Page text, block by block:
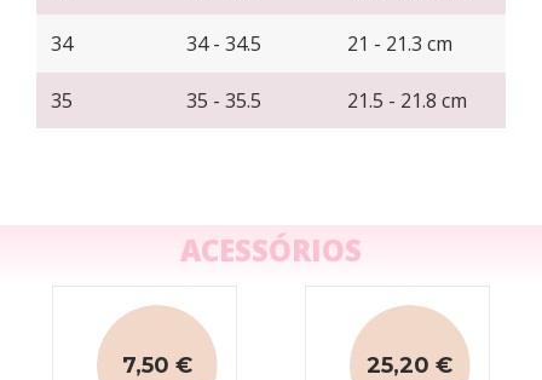
34 34 - 34.5 21 - 21.3 cm
35 35 - 35.5 21.5 - 21.8 cm
ACESSÓRIOS
7,50 € 25,20 €